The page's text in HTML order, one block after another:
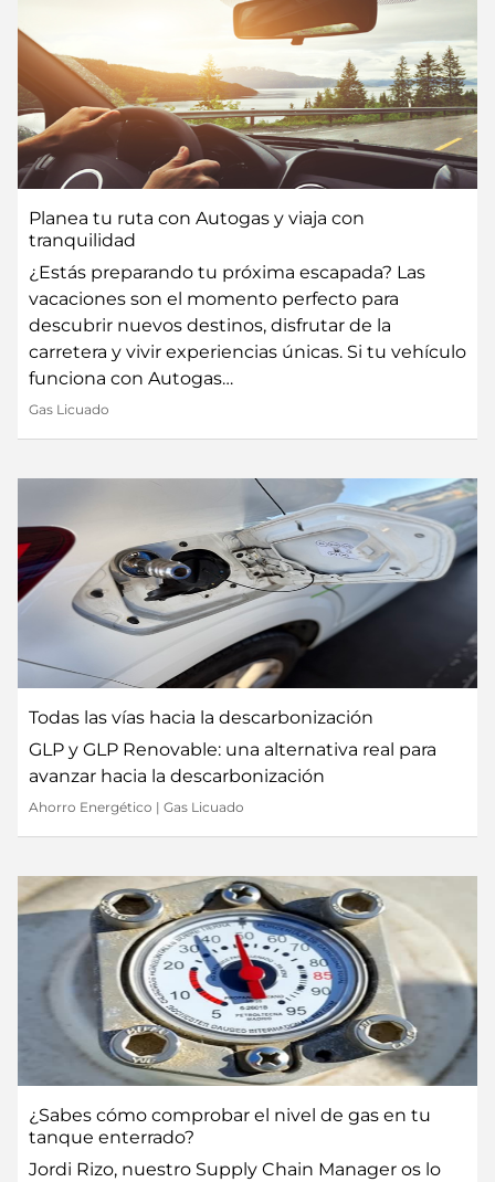
Planea tu ruta con Autogas y viaja con
tranquilidad
¿Estás preparando tu próxima escapada? Las
vacaciones son el momento perfecto para
descubrir nuevos destinos, disfrutar de la
carretera y vivir experiencias únicas. Si tu vehículo
funciona con Autogas…
Gas Licuado
Todas las vías hacia la descarbonización
GLP y GLP Renovable: una alternativa real para
avanzar hacia la descarbonización
Ahorro Energético | Gas Licuado
¿Sabes cómo comprobar el nivel de gas en tu
tanque enterrado?
Jordi Rizo, nuestro Supply Chain Manager os lo